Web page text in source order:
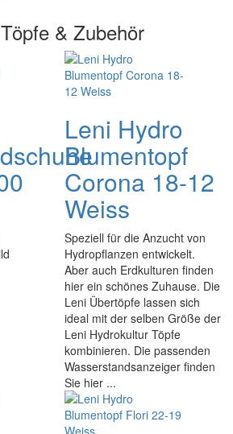
& Zubehör
Leni Hydro
Blumentopf
Corona 18-12
Weiss
Speziell für die Anzucht von
Hydropflanzen entwickelt.
Aber auch Erdkulturen finden
hier ein schönes Zuhause. Die
Leni Übertöpfe lassen sich
ideal mit der selben Größe der
Leni Hydrokultur Töpfe
kombinieren. Die passenden
Wasserstandsanzeiger finden
Sie hier ...